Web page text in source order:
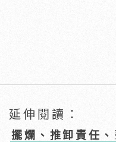
延伸閱讀：
擺爛、推卸責任